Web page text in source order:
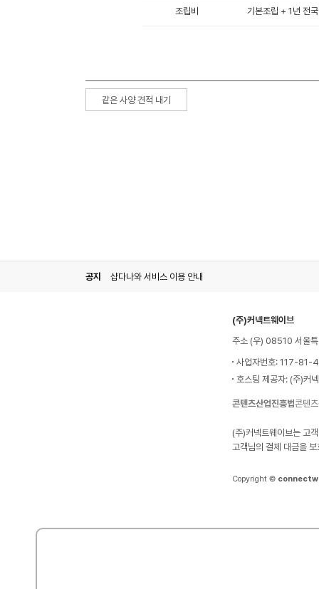
조립비 기본조립 + 1년 전
같은 사양 견적 내기
공지 샵다나와 서비스 이용 안내
(주)커넥트웨이브
주소 (우) 08510 서울
사업자번호: 117-81-
호스팅 제공자: (주)커
콘텐츠산업진흥법콘텐
(주)커넥트웨이브는 고
고객님의 결제 대금을
Copyright ©